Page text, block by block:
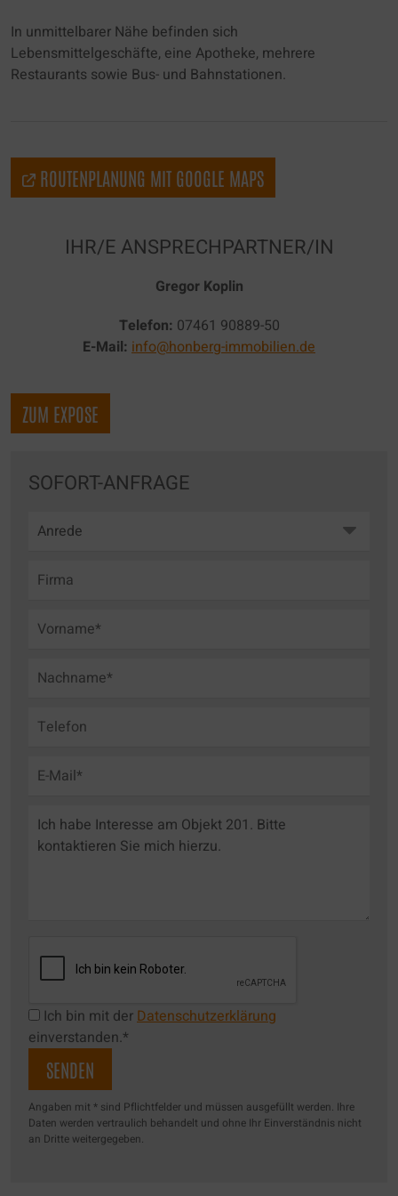
In unmittelbarer Nähe befinden sich
Lebensmittelgeschäfte, eine Apotheke, mehrere
Restaurants sowie Bus- und Bahnstationen.
ROUTENPLANUNG MIT GOOGLE MAPS
IHR/E ANSPRECHPARTNER/IN
Gregor Koplin
Telefon: 07461 90889-50
E-Mail: info@honberg-immobilien.de
ZUM EXPOSE
SOFORT-ANFRAGE
Ich bin mit derDatenschutzerklärung
einverstanden.*
Angaben mit * sind Pflichtfelder und müssen ausgefüllt werden. Ihre
Daten werden vertraulich behandelt und ohne Ihr Einverständnis nicht
an Dritte weitergegeben.
Die Zustimmung zur Verwendung von nicht
essentiellen Cookies ist freiwillig. Sie können
Ergänzende Informationen finden Sie in
unseren Datenschutzbestimmungen.
Daten von US-Behörden zu Kontroll- und
Rechtsmittel, verarbeitet werden. Wenn Sie auf
findet die oben beschriebene Übertragung nicht